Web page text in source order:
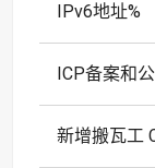
IPv6地址%
ICP备案和
新增搬瓦工